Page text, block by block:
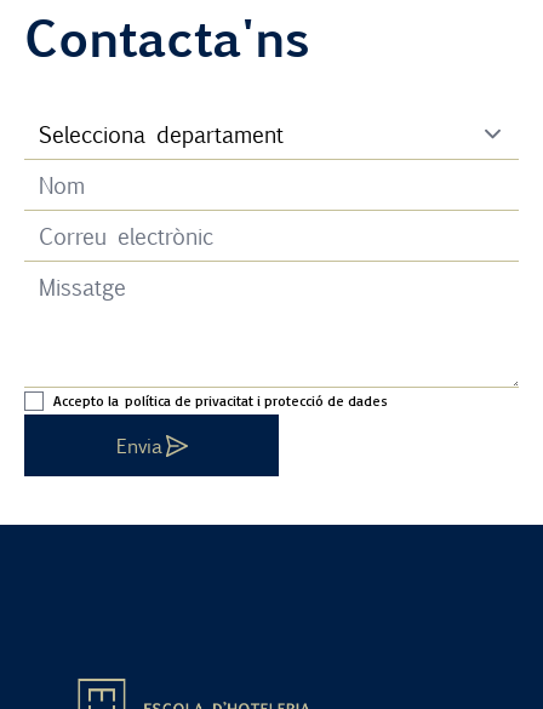
Contacta'ns
Accepto la política de privacitat i protecció de dades
Envia